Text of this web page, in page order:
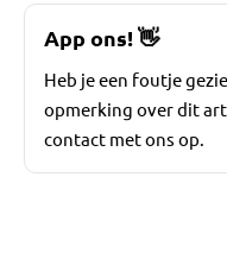
App ons!👋
Heb je een foutje
opmerking over dit
contact met ons op.